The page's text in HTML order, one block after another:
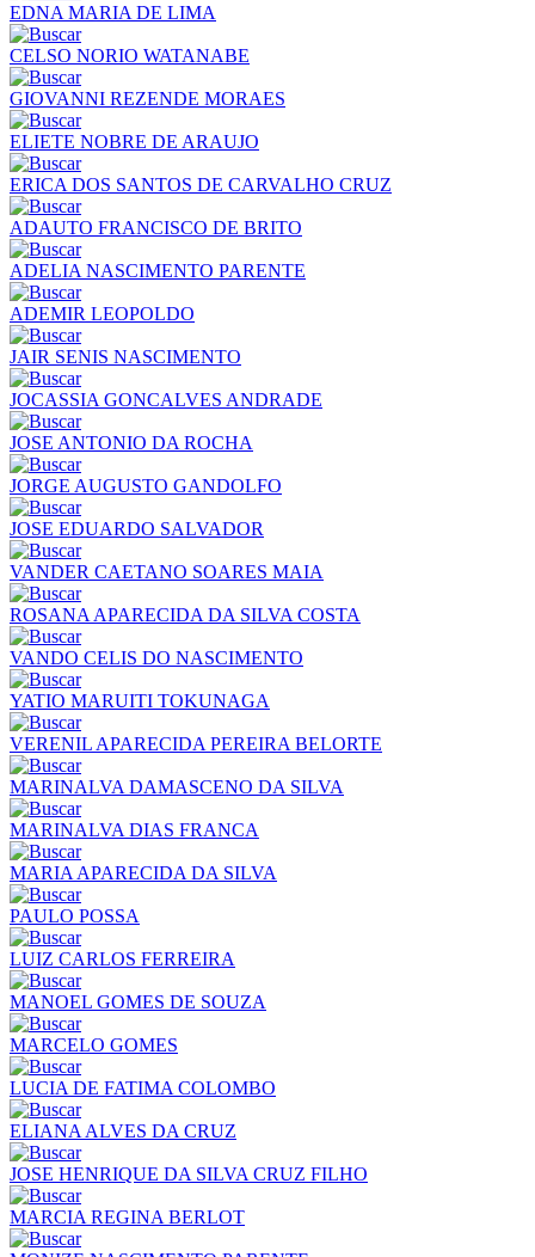
EDNA MARIA DE LIMA
CELSO NORIO WATANABE
GIOVANNI REZENDE MORAES
ELIETE NOBRE DE ARAUJO
ERICA DOS SANTOS DE CARVALHO CRUZ
ADAUTO FRANCISCO DE BRITO
ADELIA NASCIMENTO PARENTE
ADEMIR LEOPOLDO
JAIR SENIS NASCIMENTO
JOCASSIA GONCALVES ANDRADE
JOSE ANTONIO DA ROCHA
JORGE AUGUSTO GANDOLFO
JOSE EDUARDO SALVADOR
VANDER CAETANO SOARES MAIA
ROSANA APARECIDA DA SILVA COSTA
VANDO CELIS DO NASCIMENTO
YATIO MARUITI TOKUNAGA
VERENIL APARECIDA PEREIRA BELORTE
MARINALVA DAMASCENO DA SILVA
MARINALVA DIAS FRANCA
MARIA APARECIDA DA SILVA
PAULO POSSA
LUIZ CARLOS FERREIRA
MANOEL GOMES DE SOUZA
MARCELO GOMES
LUCIA DE FATIMA COLOMBO
ELIANA ALVES DA CRUZ
JOSE HENRIQUE DA SILVA CRUZ FILHO
MARCIA REGINA BERLOT